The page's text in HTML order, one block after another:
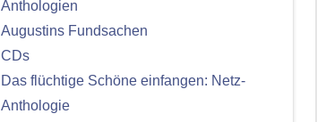
Anthologien
Augustins Fundsachen
CDs
Das flüchtige Schöne einfangen: Netz-
Anthologie